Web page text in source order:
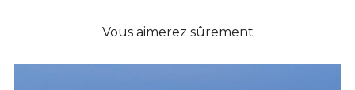
Vous aimerez sûrement